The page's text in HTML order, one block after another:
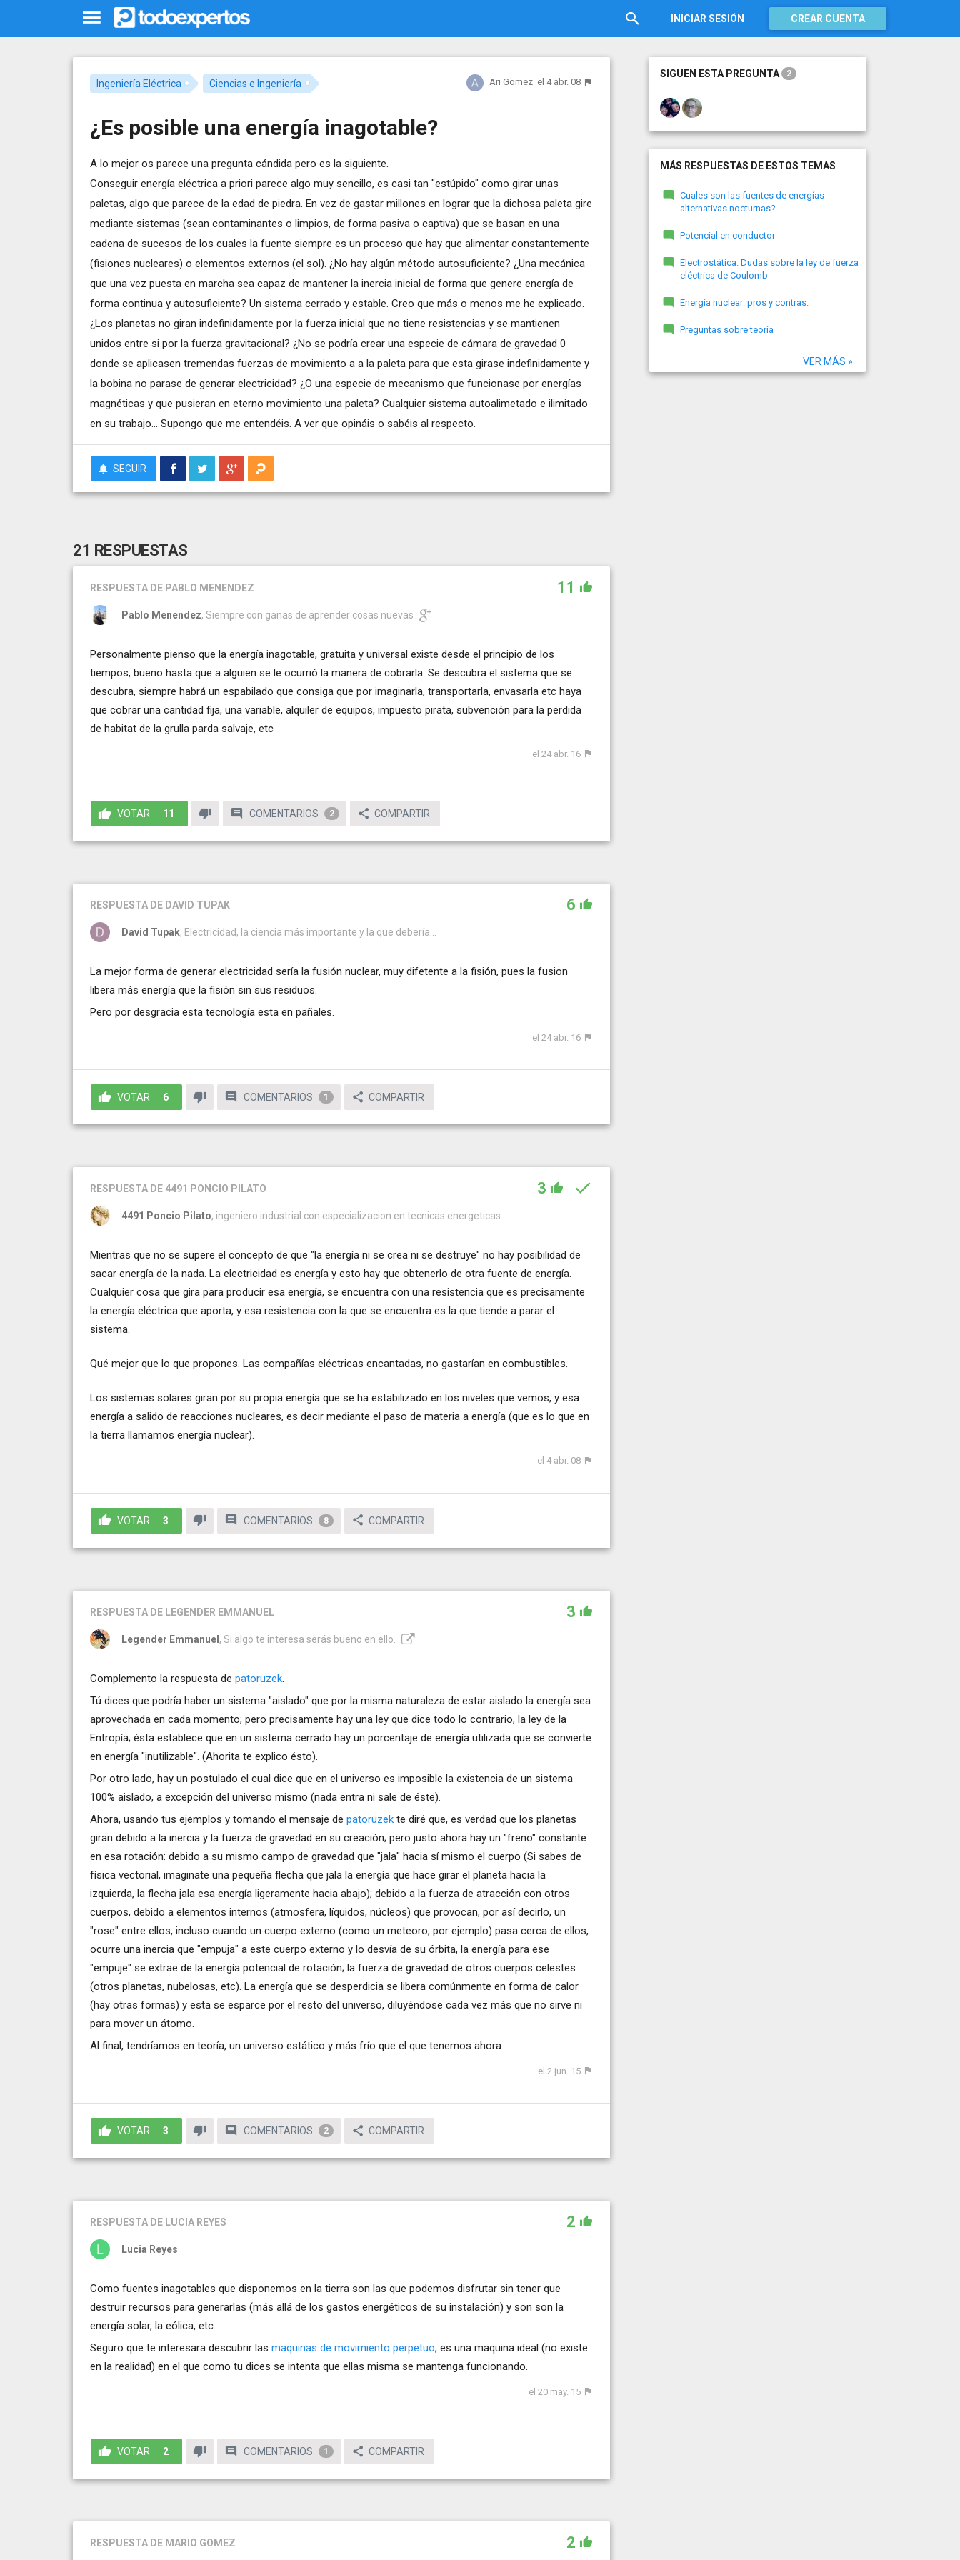
INICIAR SESIÓN CREAR CUENTA
Ingeniería Eléctrica Ciencias e Ingeniería Ari Gomez el 4 abr. 08
¿Es posible una energía inagotable?
A lo mejor os parece una pregunta cándida pero es la siguiente.
Conseguir energía eléctrica a priori parece algo muy sencillo, es casi tan "estúpido" como girar unas
paletas, algo que parece de la edad de piedra. En vez de gastar millones en lograr que la dichosa paleta gire
mediante sistemas (sean contaminantes o limpios, de forma pasiva o captiva) que se basan en una
cadena de sucesos de los cuales la fuente siempre es un proceso que hay que alimentar constantemente
(fisiones nucleares) o elementos externos (el sol). ¿No hay algún método autosuficiente? ¿Una mecánica
que una vez puesta en marcha sea capaz de mantener la inercia inicial de forma que genere energía de
forma continua y autosuficiente? Un sistema cerrado y estable. Creo que más o menos me he explicado.
¿Los planetas no giran indefinidamente por la fuerza inicial que no tiene resistencias y se mantienen
unidos entre si por la fuerza gravitacional? ¿No se podría crear una especie de cámara de gravedad 0
donde se aplicasen tremendas fuerzas de movimiento a a la paleta para que esta girase indefinidamente y
la bobina no parase de generar electricidad? ¿O una especie de mecanismo que funcionase por energías
magnéticas y que pusieran en eterno movimiento una paleta? Cualquier sistema autoalimetado e ilimitado
en su trabajo... Supongo que me entendéis. A ver que opináis o sabéis al respecto.
SEGUIR
21 RESPUESTAS
RESPUESTA DE PABLO MENENDEZ 11
Pablo Menendez, Siempre con ganas de aprender cosas nuevas
Personalmente pienso que la energía inagotable, gratuita y universal existe desde el principio de los
tiempos, bueno hasta que a alguien se le ocurrió la manera de cobrarla. Se descubra el sistema que se
descubra, siempre habrá un espabilado que consiga que por imaginarla, transportarla, envasarla etc haya
que cobrar una cantidad fija, una variable, alquiler de equipos, impuesto pirata, subvención para la perdida
de habitat de la grulla parda salvaje, etc
el 24 abr. 16
VOTAR 11 COMENTARIOS 2 COMPARTIR
RESPUESTA DE DAVID TUPAK 6
David Tupak, Electricidad, la ciencia más importante y la que debería...
La mejor forma de generar electricidad sería la fusión nuclear, muy difetente a la fisión, pues la fusion
libera más energía que la fisión sin sus residuos.
Pero por desgracia esta tecnología esta en pañales.
el 24 abr. 16
VOTAR 6 COMENTARIOS 1 COMPARTIR
RESPUESTA DE 4491 PONCIO PILATO 3
4491 Poncio Pilato, ingeniero industrial con especializacion en tecnicas energeticas
Mientras que no se supere el concepto de que "la energía ni se crea ni se destruye" no hay posibilidad de
sacar energía de la nada. La electricidad es energía y esto hay que obtenerlo de otra fuente de energía.
Cualquier cosa que gira para producir esa energía, se encuentra con una resistencia que es precisamente
la energía eléctrica que aporta, y esa resistencia con la que se encuentra es la que tiende a parar el
sistema.
Qué mejor que lo que propones. Las compañías eléctricas encantadas, no gastarían en combustibles.
Los sistemas solares giran por su propia energía que se ha estabilizado en los niveles que vemos, y esa
energía a salido de reacciones nucleares, es decir mediante el paso de materia a energía (que es lo que en
la tierra llamamos energía nuclear).
el 4 abr. 08
VOTAR 3 COMENTARIOS 8 COMPARTIR
RESPUESTA DE LEGENDER EMMANUEL 3
Legender Emmanuel, Si algo te interesa serás bueno en ello.
Complemento la respuesta de patoruzek
Tú dices que podría haber un sistema "aislado" que por la misma naturaleza de estar aislado la energía sea
aprovechada en cada momento; pero precisamente hay una ley que dice todo lo contrario, la ley de la
Entropía; ésta establece que en un sistema cerrado hay un porcentaje de energía utilizada que se convierte
en energía "inutilizable". (Ahorita te explico ésto).
Por otro lado, hay un postulado el cual dice que en el universo es imposible la existencia de un sistema
100% aislado, a excepción del universo mismo (nada entra ni sale de éste).
Ahora, usando tus ejemplos y tomando el mensaje de patoruzek te diré que, es verdad que los planetas
giran debido a la inercia y la fuerza de gravedad en su creación; pero justo ahora hay un "freno" constante
en esa rotación: debido a su mismo campo de gravedad que "jala" hacia sí mismo el cuerpo (Si sabes de
física vectorial, imaginate una pequeña flecha que jala la energía que hace girar el planeta hacia la
izquierda, la flecha jala esa energía ligeramente hacia abajo); debido a la fuerza de atracción con otros
cuerpos, debido a elementos internos (atmosfera, líquidos, núcleos) que provocan, por así decirlo, un
"rose" entre ellos, incluso cuando un cuerpo externo (como un meteoro, por ejemplo) pasa cerca de ellos,
ocurre una inercia que "empuja" a este cuerpo externo y lo desvía de su órbita, la energía para ese
"empuje" se extrae de la energía potencial de rotación; la fuerza de gravedad de otros cuerpos celestes
(otros planetas, nubelosas, etc). La energía que se desperdicia se libera comúnmente en forma de calor
(hay otras formas) y esta se esparce por el resto del universo, diluyéndose cada vez más que no sirve ni
para mover un átomo.
Al final, tendríamos en teoría, un universo estático y más frío que el que tenemos ahora.
el 2 jun. 15
VOTAR 3 COMENTARIOS 2 COMPARTIR
RESPUESTA DE LUCIA REYES 2
Lucia Reyes
Como fuentes inagotables que disponemos en la tierra son las que podemos disfrutar sin tener que
destruir recursos para generarlas (más allá de los gastos energéticos de su instalación) y son son la
energía solar, la eólica, etc.
Seguro que te interesara descubrir las maquinas de movimiento perpetuo, es una maquina ideal (no existe
en la realidad) en el que como tu dices se intenta que ellas misma se mantenga funcionando.
el 20 may. 15
VOTAR 2 COMENTARIOS 1 COMPARTIR
RESPUESTA DE MARIO GOMEZ 2
SIGUEN ESTA PREGUNTA 2
MÁS RESPUESTAS DE ESTOS TEMAS
Cuales son las fuentes de energías
alternativas nocturnas?
Potencial en conductor
Electrostática. Dudas sobre la ley de fuerza
eléctrica de Coulomb
Energía nuclear: pros y contras.
Preguntas sobre teoría
VER MÁS »